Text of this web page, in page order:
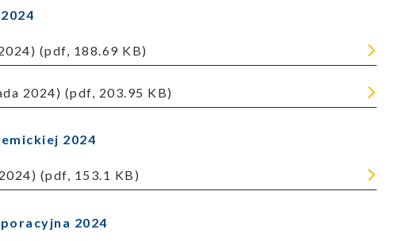
(pdf, 188.69 KB)
2024) (pdf, 203.95 KB)
2024
(pdf, 153.1 KB)
2024